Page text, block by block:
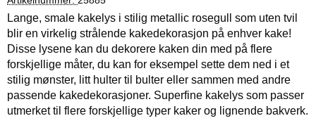
Lange, smale kakelys i stilig metallic rosegull som uten tvil
blir en virkelig strålende kakedekorasjon på enhver kake!
Disse lysene kan du dekorere kaken din med på flere
forskjellige måter, du kan for eksempel sette dem ned i et
stilig mønster, litt hulter til bulter eller sammen med andre
passende kakedekorasjoner. Superfine kakelys som passer
utmerket til flere forskjellige typer kaker og lignende bakverk.